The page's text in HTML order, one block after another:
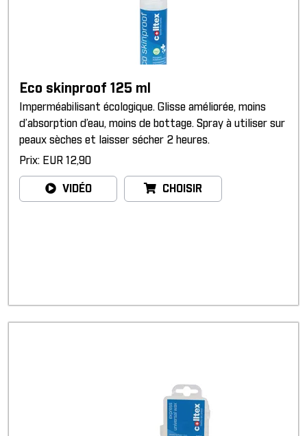
Eco skinproof 125 ml
Imperméabilisant écologique. Glisse améliorée, moins
d’absorption d’eau, moins de bottage. Spray à utiliser sur
peaux sèches et laisser sécher 2 heures.
Prix: EUR 12,90
VIDÉO CHOISIR